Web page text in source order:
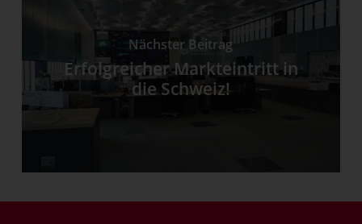
Nächster Beitrag
Erfolgreicher Markteintritt in
die Schweiz!